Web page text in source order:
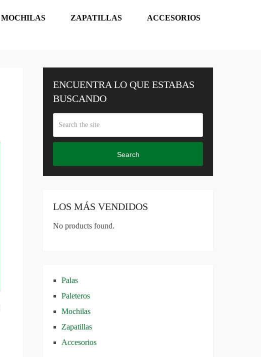
MOCHILAS ZAPATILLAS ACCESORIOS
ENCUENTRA LO QUE ESTABAS
BUSCANDO
Search
LOS MÁS VENDIDOS
No products found.
Palas
Paleteros
Mochilas
Zapatillas
Accesorios